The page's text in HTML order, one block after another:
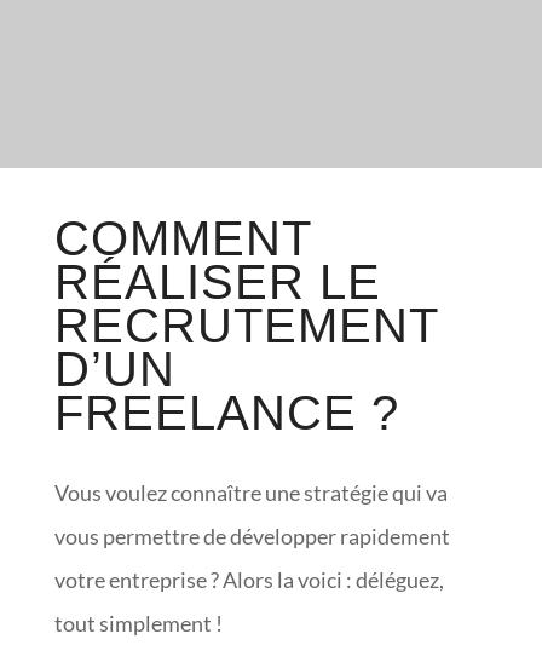
COMMENT
RÉALISER LE
RECRUTEMENT
D’UN
FREELANCE ?
Vous voulez connaître une stratégie qui va
vous permettre de développer rapidement
votre entreprise ? Alors la voici : déléguez,
tout simplement !